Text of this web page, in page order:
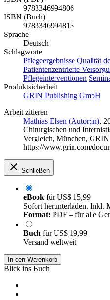
9783346994806
ISBN (Buch)
9783346994813
Sprache
Deutsch
Schlagworte
Pflegeergebnisse Qualität
Patientenzentrierte
Pflegeinterventionen
Produktsicherheit
GRIN Publishing GmbH
Arbeit zitieren
Mathias Elsen (Autor:in),
Chirurgischen und
Vergleich, München, GRIN
https://www.grin.com/
Schließen
eBook fürUS$ 15,99
Sofort herunterladen. Inkl.
Format: PDF – für alle
Buch fürUS$ 19,99
Versand weltweit
In den Warenkorb
Blick ins Buch